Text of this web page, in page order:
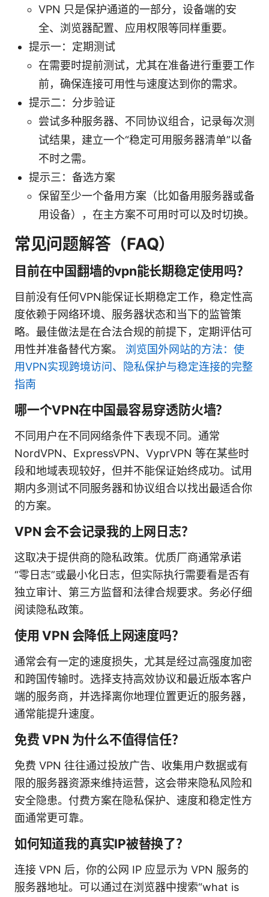
VPN 只是保护通道的一部分，设备端的安
全、浏览器配置、应用权限等同样重要。
提示一：定期测试
在需要时提前测试，尤其在准备进行重要工作
前，确保连接可用性与速度达到你的需求。
提示二：分步验证
尝试多种服务器、不同协议组合，记录每次测
试结果，建立一个“稳定可用服务器清单”以备
不时之需。
提示三：备选方案
保留至少一个备用方案（比如备用服务器或备
用设备），在主方案不可用时可以及时切换。
常见问题解答（FAQ）
目前在中国翻墙的vpn能长期稳定使用吗？
目前没有任何VPN能保证长期稳定工作，稳定性高
度依赖于网络环境、服务器状态和当下的监管策
略。最佳做法是在合法合规的前提下，定期评估可
用性并准备替代方案。 浏览国外网站的方法：使
用VPN实现跨境访问、隐私保护与稳定连接的完整
指南
哪一个VPN在中国最容易穿透防火墙？
不同用户在不同网络条件下表现不同。通常
NordVPN、ExpressVPN、VyprVPN 等在某些时
段和地域表现较好，但并不能保证始终成功。试用
期内多测试不同服务器和协议组合以找出最适合你
的方案。
VPN 会不会记录我的上网日志？
这取决于提供商的隐私政策。优质厂商通常承诺
“零日志”或最小化日志，但实际执行需要看是否有
独立审计、第三方监督和法律合规要求。务必仔细
阅读隐私政策。
使用 VPN 会降低上网速度吗？
通常会有一定的速度损失，尤其是经过高强度加密
和跨国传输时。选择支持高效协议和最近版本客户
端的服务商，并选择离你地理位置更近的服务器，
通常能提升速度。
免费 VPN 为什么不值得信任？
免费 VPN 往往通过投放广告、收集用户数据或有
限的服务器资源来维持运营，这会带来隐私风险和
安全隐患。付费方案在隐私保护、速度和稳定性方
面通常更可靠。
如何知道我的真实IP被替换了？
连接 VPN 后，你的公网 IP 应显示为 VPN 服务的
服务器地址。可以通过在浏览器中搜索“what is